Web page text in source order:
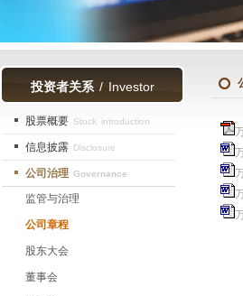
投资者关系/ Investor
股票概要 Stock introduction
信息披露 Disclosure
公司治理 Governance
监管与治理
公司章程
股东大会
董事会